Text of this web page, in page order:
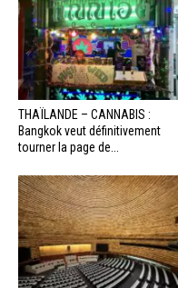
THAÏLANDE – CANNABIS :
Bangkok veut définitivement
tourner la page de...